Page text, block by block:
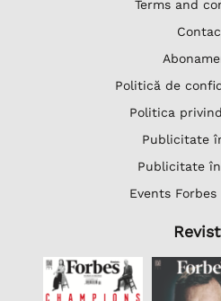
Terms and
Politică de
Politica
Publicitate
Publicitate
Events Forbes